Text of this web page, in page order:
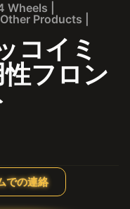
Wheels
Other Products
コイミ
フロン
での連絡